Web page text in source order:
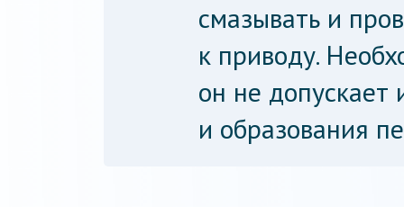
смазывать и
к приводу.
он не допускает
и образования